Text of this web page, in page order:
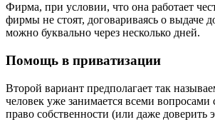
Фирма, при условии, что она работает
фирмы не стоят, договариваясь о выдаче
можно буквально через несколько дней.
Помощь в приватизации
Второй вариант предполагает так
человек уже занимается всеми
право собственности (или даже доверить